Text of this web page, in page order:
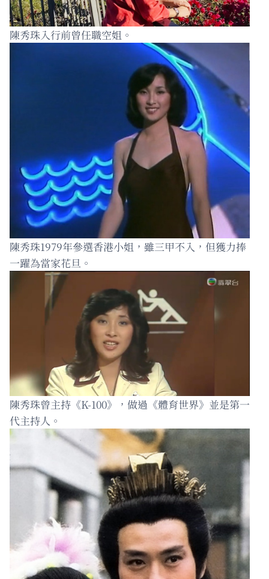
陳秀珠入行前曾任職空姐。
陳秀珠1979年參選香港小姐，雖三甲不入，但獲力捧
一躍為當家花旦。
陳秀珠曾主持《K-100》，做過《體育世界》並是第一
代主持人。